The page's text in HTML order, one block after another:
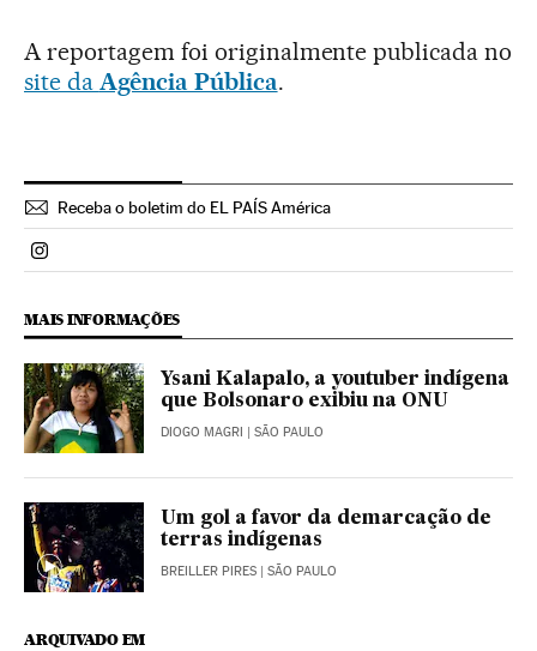
A reportagem foi originalmente publicada no
site da Agência Pública.
Receba o boletim do EL PAÍS América
Politica El País Brasil en Instagram
MAIS INFORMAÇÕES
Ysani Kalapalo, a youtuber indígena
que Bolsonaro exibiu na ONU
DIOGO MAGRI | SÃO PAULO
Um gol a favor da demarcação de
terras indígenas
BREILLER PIRES | SÃO PAULO
ARQUIVADO EM